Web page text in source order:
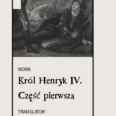
WORK
Król Henryk IV.
Część pierwsza
TRANSLATOR